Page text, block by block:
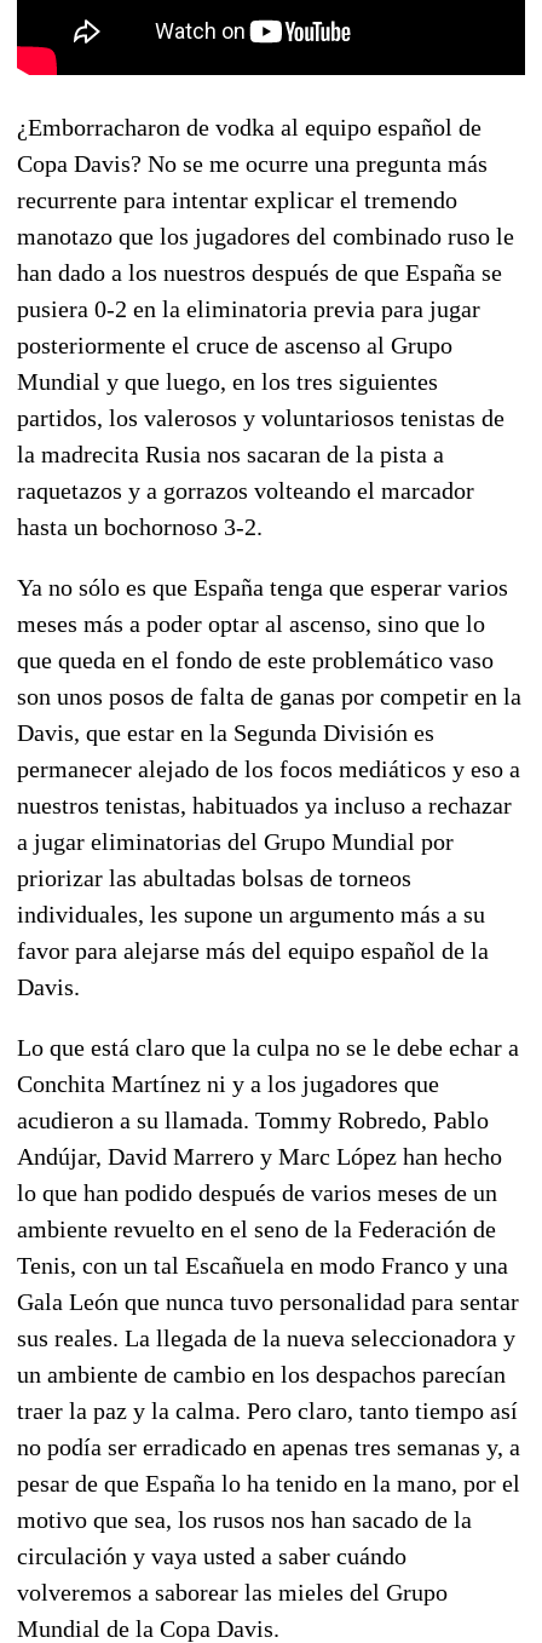
¿Emborracharon de vodka al equipo español de
Copa Davis? No se me ocurre una pregunta más
recurrente para intentar explicar el tremendo
manotazo que los jugadores del combinado ruso le
han dado a los nuestros después de que España se
pusiera 0-2 en la eliminatoria previa para jugar
posteriormente el cruce de ascenso al Grupo
Mundial y que luego, en los tres siguientes
partidos, los valerosos y voluntariosos tenistas de
la madrecita Rusia nos sacaran de la pista a
raquetazos y a gorrazos volteando el marcador
hasta un bochornoso 3-2.
Ya no sólo es que España tenga que esperar varios
meses más a poder optar al ascenso, sino que lo
que queda en el fondo de este problemático vaso
son unos posos de falta de ganas por competir en la
Davis, que estar en la Segunda División es
permanecer alejado de los focos mediáticos y eso a
nuestros tenistas, habituados ya incluso a rechazar
a jugar eliminatorias del Grupo Mundial por
priorizar las abultadas bolsas de torneos
individuales, les supone un argumento más a su
favor para alejarse más del equipo español de la
Davis.
Lo que está claro que la culpa no se le debe echar a
Conchita Martínez ni y a los jugadores que
acudieron a su llamada. Tommy Robredo, Pablo
Andújar, David Marrero y Marc López han hecho
lo que han podido después de varios meses de un
ambiente revuelto en el seno de la Federación de
Tenis, con un tal Escañuela en modo Franco y una
Gala León que nunca tuvo personalidad para sentar
sus reales. La llegada de la nueva seleccionadora y
un ambiente de cambio en los despachos parecían
traer la paz y la calma. Pero claro, tanto tiempo así
no podía ser erradicado en apenas tres semanas y, a
pesar de que España lo ha tenido en la mano, por el
motivo que sea, los rusos nos han sacado de la
circulación y vaya usted a saber cuándo
volveremos a saborear las mieles del Grupo
Mundial de la Copa Davis.